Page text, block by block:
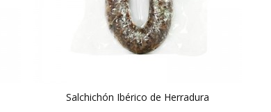
Salchichón Ibérico de Herradura